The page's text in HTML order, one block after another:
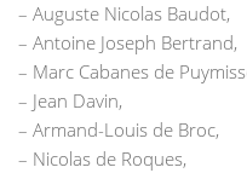
– Auguste Nicolas Baudot,
– Antoine Joseph Bertrand,
– Marc Cabanes de
– Jean Davin,
– Armand-Louis de Broc,
– Nicolas de Roques,